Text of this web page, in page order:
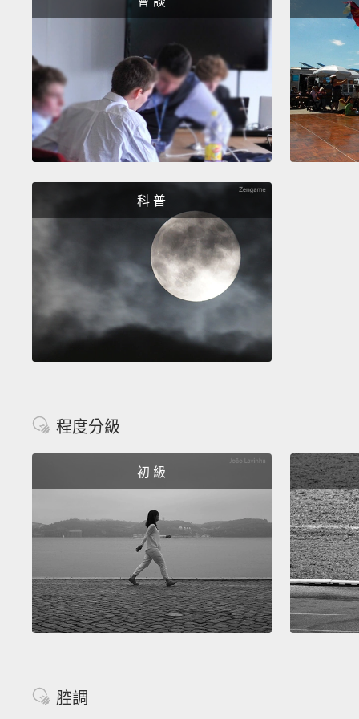
科 普
程度分級
初 級
腔調